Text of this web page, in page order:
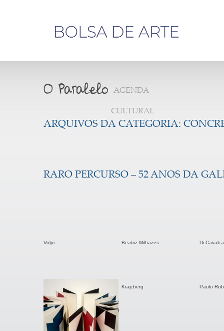
AGENDA
CULTURAL
ARQUIVOS DA CATEGORIA:
RARO PERCURSO – 52 ANOS DA
Volpi Beatriz Milhazes Di
Krajcberg Paulo